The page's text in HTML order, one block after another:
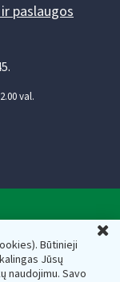
Būtinieji
Jūsų
naudojimu. Savo
paslaugos
val.